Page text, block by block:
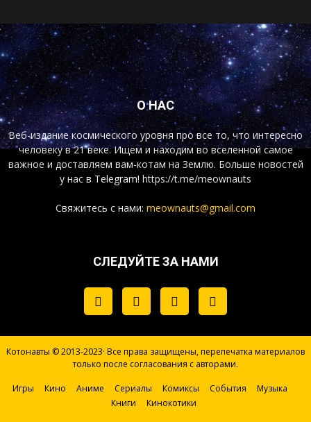
О НАС
Веб-издание космического уровня про все то, что интересно
человеку в 21 веке. Ищем и находим во вселенной самое
важное и доставляем вам-котам на Землю. Больше новостей
у нас в Telegram! https://t.me/meownauts
Свяжитесь с нами: meownauts@gmail.com
СЛЕДУЙТЕ ЗА НАМИ
Котонавты © 2013-2023· Все права защищены, перепечатка материалов
только после согласования с авторами.
Игры Кино Аниме Сериалы Комиксы События
Музыка
Книги
Кинокотики